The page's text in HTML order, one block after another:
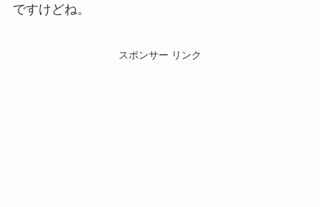
ですけどね。
スポンサー リンク